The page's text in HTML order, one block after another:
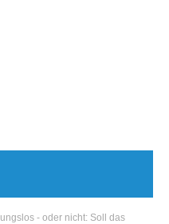
- oder nicht: Soll das